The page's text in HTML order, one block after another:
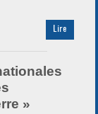
Lire
»